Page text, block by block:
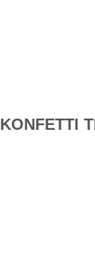
KONFETTI